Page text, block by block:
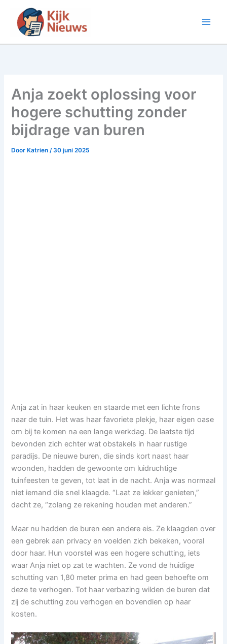
inhoud
Anja zoekt oplossing voor
hogere schutting zonder
bijdrage van buren
Door Katrien/30 juni 2025
Anja zat in haar keuken en staarde met een lichte frons
naar de tuin. Het was haar favoriete plekje, haar eigen oase
om bij te komen na een lange werkdag. De laatste tijd
bevonden zich echter wat obstakels in haar rustige
paradijs. De nieuwe buren, die sinds kort naast haar
woonden, hadden de gewoonte om luidruchtige
tuinfeesten te geven, tot laat in de nacht. Anja was normaal
niet iemand die snel klaagde. “Laat ze lekker genieten,”
dacht ze, “zolang ze rekening houden met anderen.”
Maar nu hadden de buren een andere eis. Ze klaagden over
een gebrek aan privacy en voelden zich bekeken, vooral
door haar. Hun voorstel was een hogere schutting, iets
waar Anja niet op zat te wachten. Ze vond de huidige
schutting van 1,80 meter prima en had geen behoefte om
deze te verhogen. Tot haar verbazing wilden de buren dat
zij de schutting zou verhogen en bovendien op haar
kosten.